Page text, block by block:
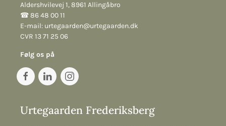
Aldershvilevej 1, 8961 Allingåbro
☎︎ 86 48 00 11
E-mail: urtegaarden@urtegaarden.dk
CVR 13 71 25 06
Følg os på
Urtegaarden Frederiksberg